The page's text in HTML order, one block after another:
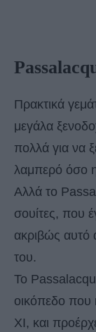
Πρακτικά
μεγάλα
πολλά για να
λαμπερό όσο
Αλλά το
σουίτες, που
ακριβώς αυτό
του.
Το
οικόπεδο που
XI, και